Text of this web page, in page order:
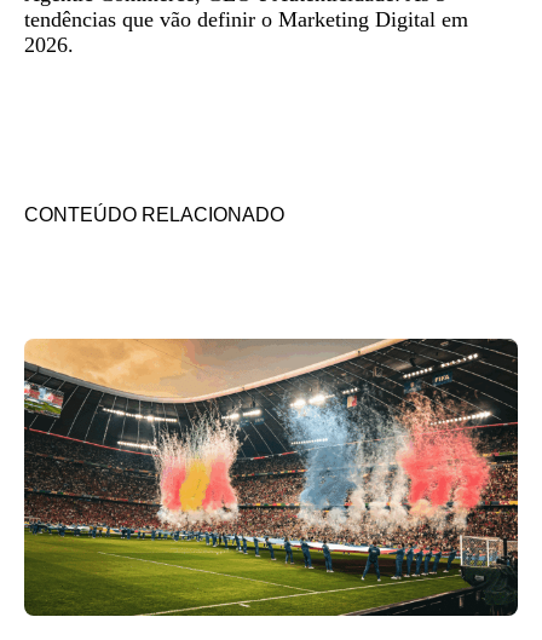
tendências que vão definir o Marketing Digital em
2026.
CONTEÚDO RELACIONADO